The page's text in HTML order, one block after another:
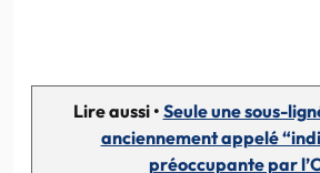
Lire aussi • Seule une sous-
anciennement appelé
préoccupante par